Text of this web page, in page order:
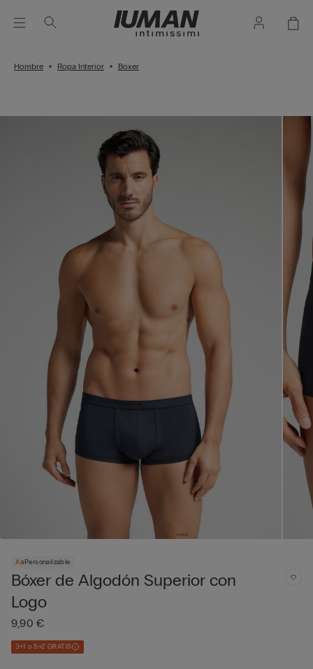
Hombre Ropa Interior Bóxer
Personalizable
Bóxer de Algodón Superior con
Logo
9,90 €
3+1 o 5+2 GRATIS